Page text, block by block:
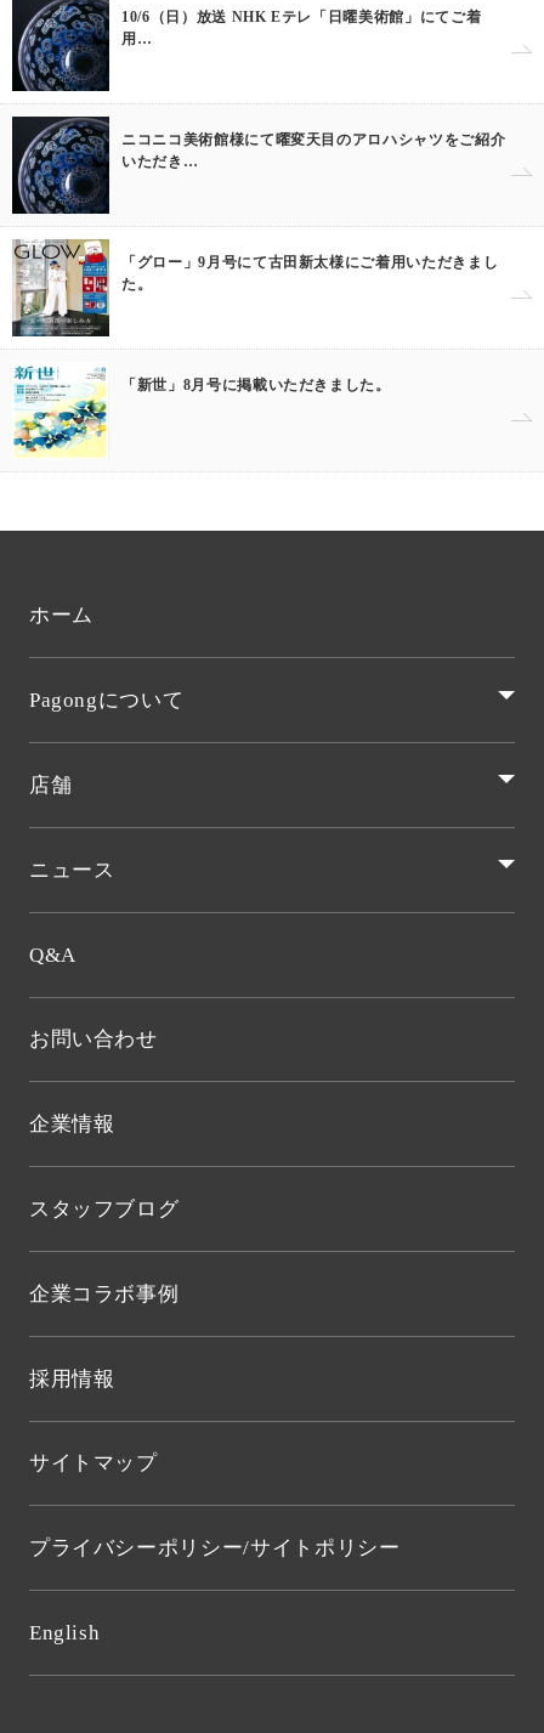
10/6（日）放送 NHK Eテレ「日曜美術館」にてご着
用…
ニコニコ美術館様にて曜変天目のアロハシャツをご紹介
いただき…
「グロー」9月号にて古田新太様にご着用いただきまし
た。
「新世」8月号に掲載いただきました。
ホーム
Pagongについて
店舗
ニュース
Q&A
お問い合わせ
企業情報
スタッフブログ
企業コラボ事例
採用情報
サイトマップ
プライバシーポリシー/サイトポリシー
English